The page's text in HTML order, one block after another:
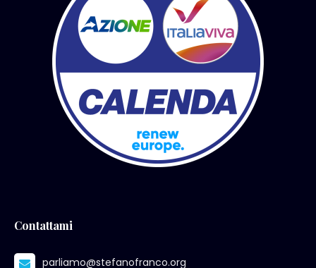
Contattami
parliamo@stefanofranco.org